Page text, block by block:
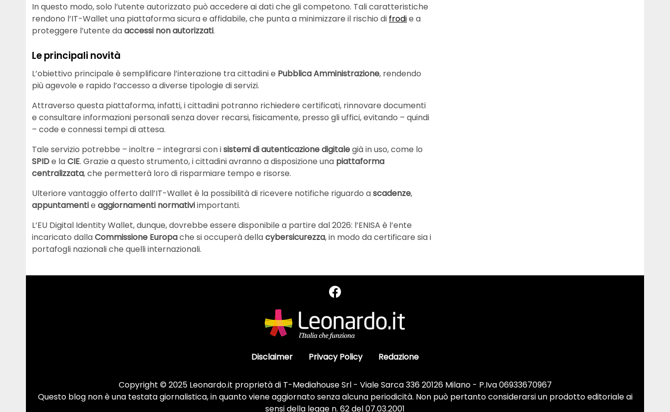
In questo modo, solo l’utente autorizzato può accedere ai dati che gli competono. Tali caratteristiche
rendono l’IT-Wallet una piattaforma sicura e affidabile, che punta a minimizzare il rischio di frodie a
proteggere l’utente daaccessi non autorizzati.
Le principali novità
L’obiettivo principale è semplificare l’interazione tra cittadini e Pubblica Amministrazione, rendendo
più agevole e rapido l’accesso a diverse tipologie di servizi.
Attraverso questa piattaforma, infatti, i cittadini potranno richiedere certificati, rinnovare documenti
e consultare informazioni personali senza dover recarsi, fisicamente, presso gli uffici, evitando – quindi
– code e connessi tempi di attesa.
Tale servizio potrebbe – inoltre – integrarsi con isistemi di autenticazione digitalegià in uso, come lo
SPIDe laCIE. Grazie a questo strumento, i cittadini avranno a disposizione una piattaforma
centralizzata, che permetterà loro di risparmiare tempo e risorse.
Ulteriore vantaggio offerto dall’IT-Wallet è la possibilità di ricevere notifiche riguardo ascadenze,
appuntamentie aggiornamenti normativiimportanti.
L’EU Digital Identity Wallet, dunque, dovrebbe essere disponibile a partire dal 2026: l’ENISA è l’ente
incaricato dallaCommissione Europache si occuperà dellacybersicurezza, in modo da certificare sia i
portafogli nazionali che quelli internazionali.
Disclaimer Privacy Policy Redazione
Copyright © 2025 Leonardo.it proprietà di T-Mediahouse Srl - Viale Sarca 336 20126 Milano - P.Iva 06933670967
Questo blog non è una testata giornalistica, in quanto viene aggiornato senza alcuna periodicità. Non può pertanto considerarsi un prodotto editoriale ai
sensi della legge n. 62 del 07.03.2001